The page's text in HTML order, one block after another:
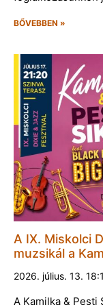
BŐVEBBEN »
A IX. Miskolci
muzsikál a
2026. július. 13.
A Kamilka &